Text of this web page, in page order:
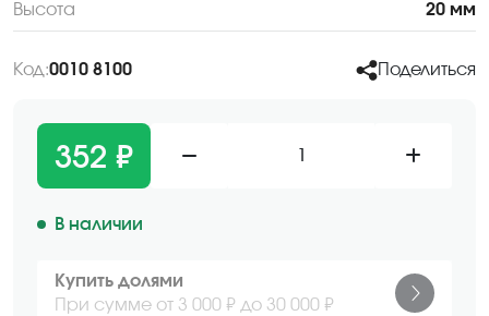
Высота 20 мм
Код:0010 8100 Поделиться
352 ₽
В наличии
Купить долями
При сумме от 3 000 ₽ до 30 000 ₽